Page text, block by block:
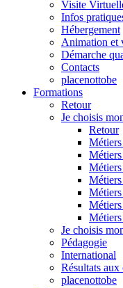
Visite
Infos
Hébergement
Animation et
Démarche
Contacts
placenottobe
Formations
Retour
Je choisis
Retour
Métiers
Je choisis
Pédagogie
International
Résultats aux
placenottobe